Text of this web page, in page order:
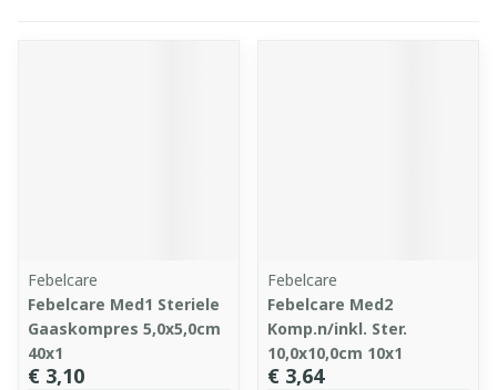
Febelcare
Febelcare Med1 Steriele
Gaaskompres 5,0x5,0cm
40x1
€ 3,10
Febelcare
Febelcare Med2
Komp.n/inkl. Ster.
10,0x10,0cm 10x1
€ 3,64